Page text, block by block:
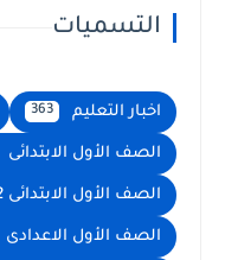
التسميات
اخبار التعليم 363
الصف الأول الابتدائى
الصف الأول الابتدائى 2
الصف الأول الاعدادى